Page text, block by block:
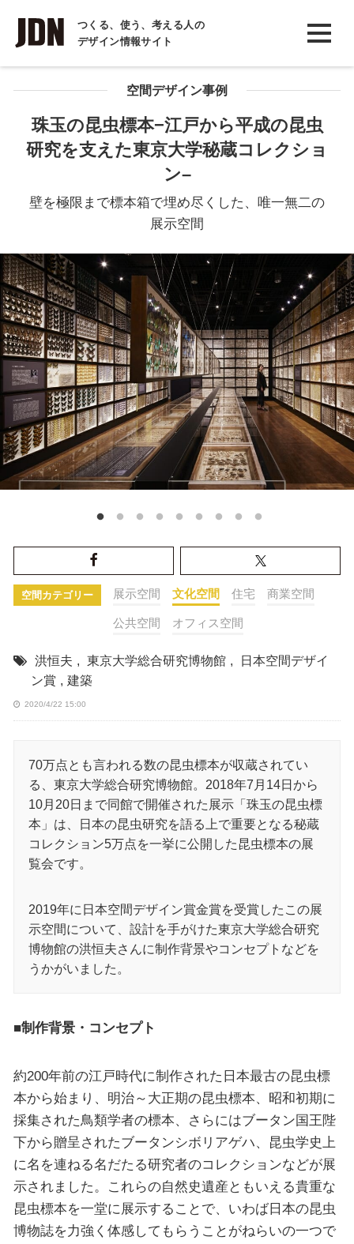
つくる、使う、考える人の
デザイン情報サイト
INTERVIEW
インタビュー
REPORT
COLUMN
空間デザイン事例
珠玉の昆虫標本−江戸から平成の昆虫
研究を支えた東京大学秘蔵コレクショ
ン–
壁を極限まで標本箱で埋め尽くした、唯一無二の
展示空間
空間カテゴリー 展示空間 文化空間 住宅 商業空間
公共空間 オフィス空間
洪恒夫 , 東京大学総合研究博物館 ,
日本空間デザイ
ン賞 , 建築
2020/4/22 15:00
70万点とも言われる数の昆虫標本が収蔵されてい
る、東京大学総合研究博物館。2018年7月14日から
10月20日まで同館で開催された展示「珠玉の昆虫標
本」は、日本の昆虫研究を語る上で重要となる秘蔵
コレクション5万点を一挙に公開した昆虫標本の展
覧会です。
2019年に日本空間デザイン賞金賞を受賞したこの展
示空間について、設計を手がけた東京大学総合研究
博物館の洪恒夫さんに制作背景やコンセプトなどを
うかがいました。
■制作背景・コンセプト
約200年前の江戸時代に制作された日本最古の昆虫標
本から始まり、明治～大正期の昆虫標本、昭和初期に
採集された鳥類学者の標本、さらにはブータン国王陛
下から贈呈されたブータンシボリアゲハ、昆虫学史上
に名を連ねる名だたる研究者のコレクションなどが展
示されました。これらの自然史遺産ともいえる貴重な
昆虫標本を一堂に展示することで、いわば日本の昆虫
博物誌を力強く体感してもらうことがねらいの一つで